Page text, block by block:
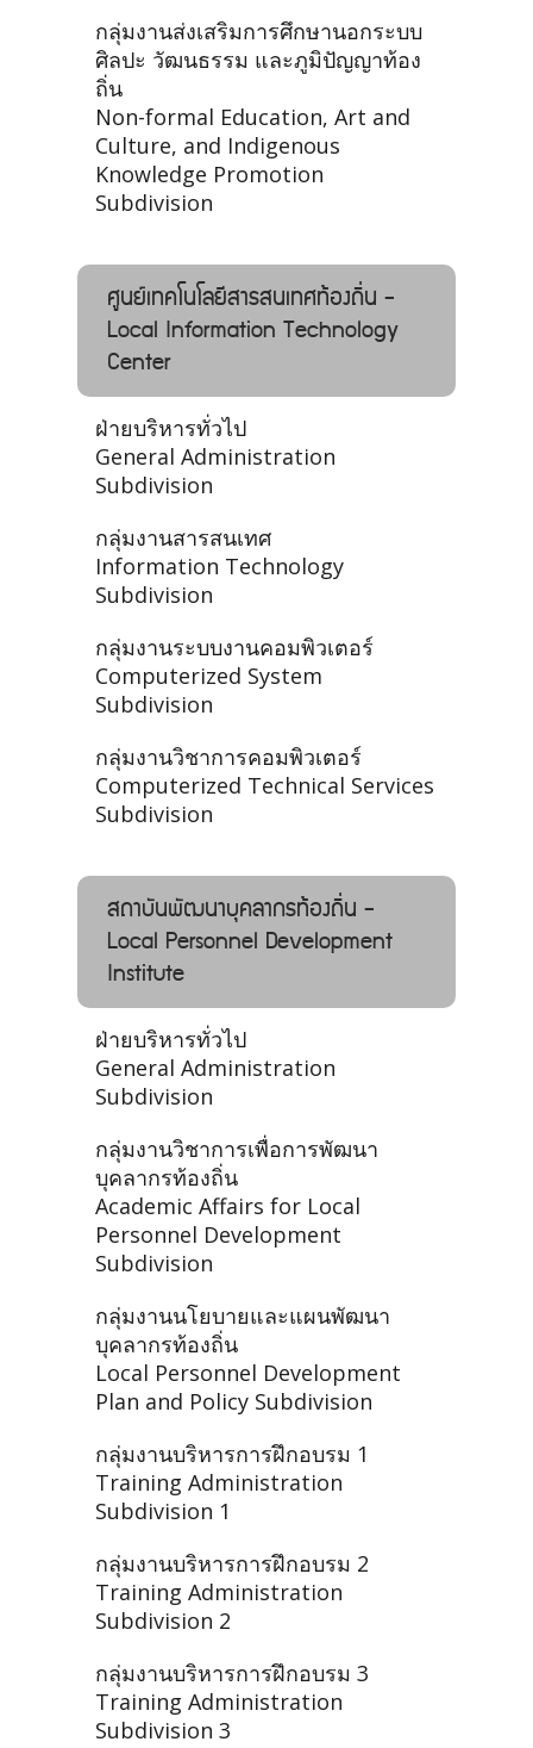
กลุ่มงานส่งเสริมการศึกษานอกระบบ
ศิลปะ วัฒนธรรม และภูมิปัญญาท้อง
ถิ่น
Non-formal Education, Art and
Culture, and Indigenous
Knowledge Promotion
Subdivision
ศูนย์เทคโนโลยีสารสนเทศท้องถิ่น -
Local Information Technology
Center
ฝ่ายบริหารทั่วไป
General Administration
Subdivision
กลุ่มงานสารสนเทศ
Information Technology
Subdivision
กลุ่มงานระบบงานคอมพิวเตอร์
Computerized System
Subdivision
กลุ่มงานวิชาการคอมพิวเตอร์
Computerized Technical Services
Subdivision
สถาบันพัฒนาบุคลากรท้องถิ่น -
Local Personnel Development
Institute
ฝ่ายบริหารทั่วไป
General Administration
Subdivision
กลุ่มงานวิชาการเพื่อการพัฒนา
บุคลากรท้องถิ่น
Academic Affairs for Local
Personnel Development
Subdivision
กลุ่มงานนโยบายและแผนพัฒนา
บุคลากรท้องถิ่น
Local Personnel Development
Plan and Policy Subdivision
กลุ่มงานบริหารการฝึกอบรม 1
Training Administration
Subdivision 1
กลุ่มงานบริหารการฝึกอบรม 2
Training Administration
Subdivision 2
กลุ่มงานบริหารการฝึกอบรม 3
Training Administration
Subdivision 3